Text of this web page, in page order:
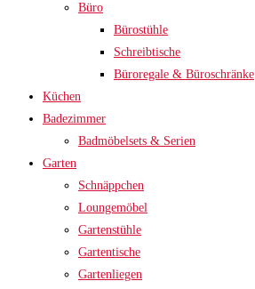
Büro
Bürostühle
Schreibtische
Büroregale & Büroschränke
Küchen
Badezimmer
Badmöbelsets & Serien
Garten
Schnäppchen
Loungemöbel
Gartenstühle
Gartentische
Gartenliegen